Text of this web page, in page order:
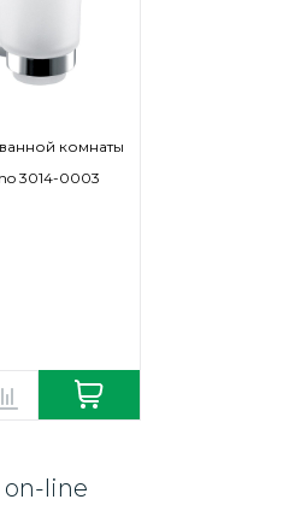
комнаты
3014-0003
on-line